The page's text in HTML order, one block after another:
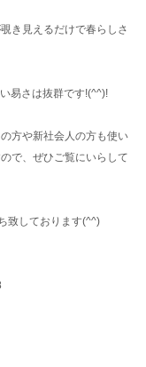
き見えるだけで春らしさ
易さは抜群です!(^^)!
方や新社会人の方も使い
で、ぜひご覧にいらして
致しております(^^)